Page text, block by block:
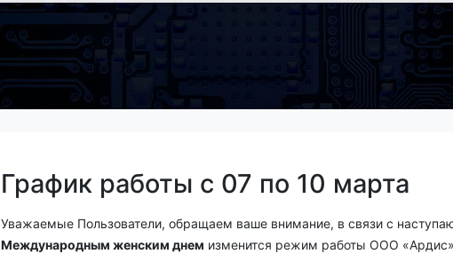
График работы с 07 по 10 марта
Уважаемые Пользователи, обращаем ваше внимание, в связи с
Международным женским днем изменится режим работы ООО